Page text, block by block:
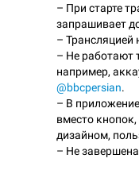
– При старте
запрашивает
– Трансляцией
– Не работают
например,
@bbcpersian.
– В
вместо
дизайном,
– Не